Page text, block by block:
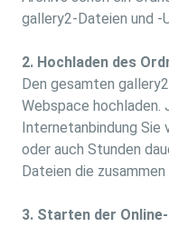
gallery2-Dateien und -
2. Hochladen des
Den gesamten
Webspace hochladen.
Internetanbindung Sie
oder auch Stunden
Dateien die
3. Starten der